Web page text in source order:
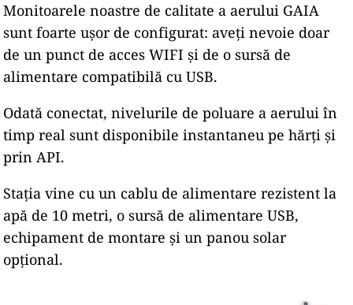
Monitoarele noastre de calitate a aerului GAIA
sunt foarte ușor de configurat: aveți nevoie doar
de un punct de acces WIFI și de o sursă de
alimentare compatibilă cu USB.
Odată conectat, nivelurile de poluare a aerului în
timp real sunt disponibile instantaneu pe hărți și
prin API.
Stația vine cu un cablu de alimentare rezistent la
apă de 10 metri, o sursă de alimentare USB,
echipament de montare și un panou solar
opțional.